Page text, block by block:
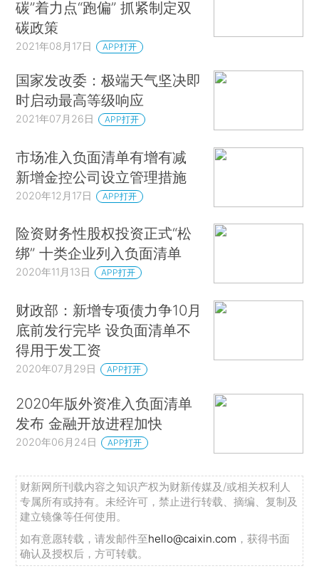
碳”着力点“跑偏” 抓紧制定双
碳政策
2021年08月17日 APP打开
国家发改委：极端天气坚决即
时启动最高等级响应
2021年07月26日 APP打开
市场准入负面清单有增有减
新增金控公司设立管理措施
2020年12月17日 APP打开
险资财务性股权投资正式“松
绑” 十类企业列入负面清单
2020年11月13日 APP打开
财政部：新增专项债力争10月
底前发行完毕 设负面清单不
得用于发工资
2020年07月29日 APP打开
2020年版外资准入负面清单
发布 金融开放进程加快
2020年06月24日 APP打开
财新网所刊载内容之知识产权为财新传媒及/或相关权利人
专属所有或持有。未经许可，禁止进行转载、摘编、复制及
建立镜像等任何使用。
如有意愿转载，请发邮件至hello@caixin.com ，获得书面
确认及授权后，方可转载。